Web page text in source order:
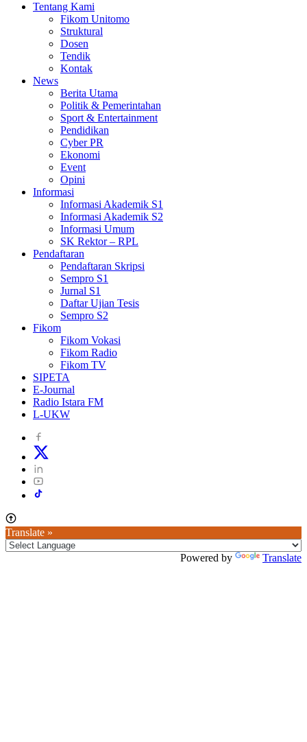
Tentang Kami
Fikom Unitomo
Struktural
Dosen
Tendik
Kontak
News
Berita Utama
Politik & Pemerintahan
Sport & Entertainment
Pendidikan
Cyber PR
Ekonomi
Event
Opini
Informasi
Informasi Akademik S1
Informasi Akademik S2
Informasi Umum
SK Rektor – RPL
Pendaftaran
Pendaftaran Skripsi
Sempro S1
Jurnal S1
Daftar Ujian Tesis
Sempro S2
Fikom
Fikom Vokasi
Fikom Radio
Fikom TV
SIPETA
E-Journal
Radio Istara FM
L-UKW
Translate »
Powered by Translate